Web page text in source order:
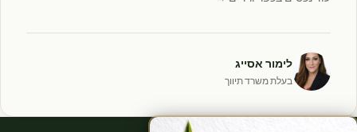
לימור אסייג
בעלת משרד תיווך